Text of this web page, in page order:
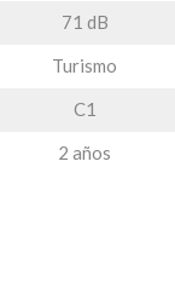
71 dB
Turismo
C1
2 años